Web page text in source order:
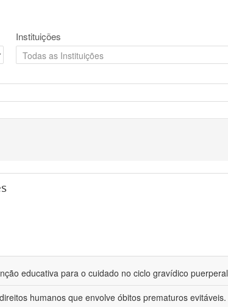
Instituições
educativa para o cuidado no ciclo gravídico puerperal
humanos que envolve óbitos prematuros evitáveis.